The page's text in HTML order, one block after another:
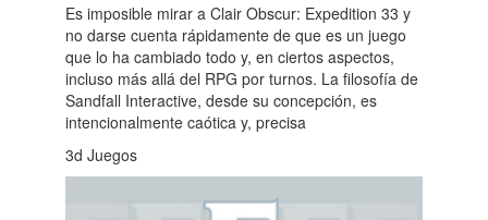
Es imposible mirar a Clair Obscur: Expedition 33 y
no darse cuenta rápidamente de que es un juego
que lo ha cambiado todo y, en ciertos aspectos,
incluso más allá del RPG por turnos. La filosofía de
Sandfall Interactive, desde su concepción, es
intencionalmente caótica y, precisa
3d Juegos